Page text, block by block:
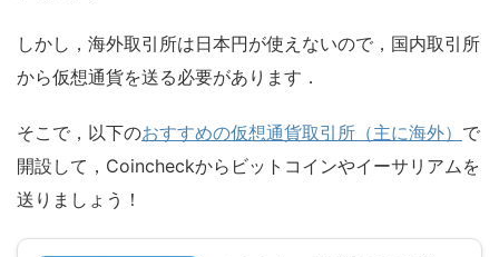
しかし，海外取引所は日本円が使えないので，国内取引所
から仮想通貨を送る必要があります．
そこで，以下のおすすめの仮想通貨取引所（主に海外） で
開設して，Coincheckからビットコインやイーサリアムを
送りましょう！